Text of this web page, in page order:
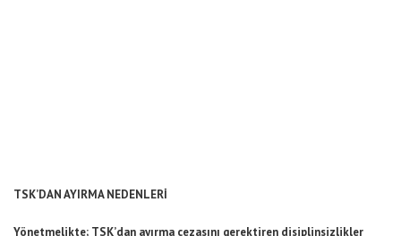
TSK’DAN AYIRMA NEDENLERİ
Yönetmelikte; TSK’dan ayırma cezasını gerektiren disiplinsizlikler